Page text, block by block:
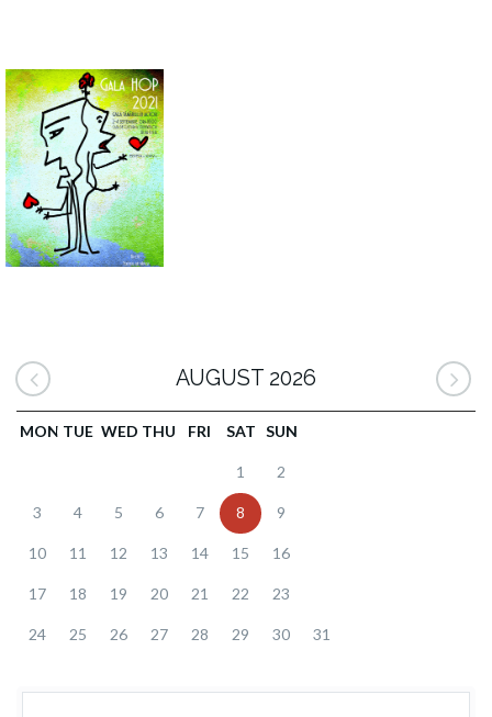
AUGUST 2026
MON TUE WED THU FRI SAT SUN
1 2
3 4 5 6 7 8 9
10 11 12 13 14 15 16
17 18 19 20 21 22 23
24 25 26 27 28 29 30 31